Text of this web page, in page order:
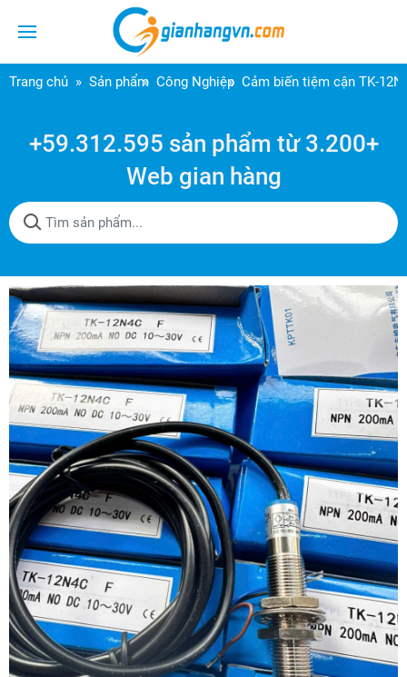
Trang chủ Sản phẩm Công Nghiệp Cảm biến tiệm cận TK-
+59.312.595 sản phẩm từ 3.200+
Web gian hàng